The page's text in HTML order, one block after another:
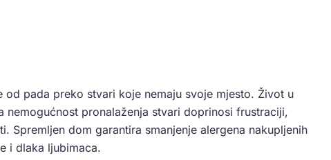
pada preko stvari koje nemaju svoje mjesto. Život u
nemogućnost pronalaženja stvari doprinosi frustraciji,
Spremljen dom garantira smanjenje alergena nakupljenih
i dlaka ljubimaca.